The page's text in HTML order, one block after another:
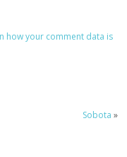
how your comment data is
Sobota »